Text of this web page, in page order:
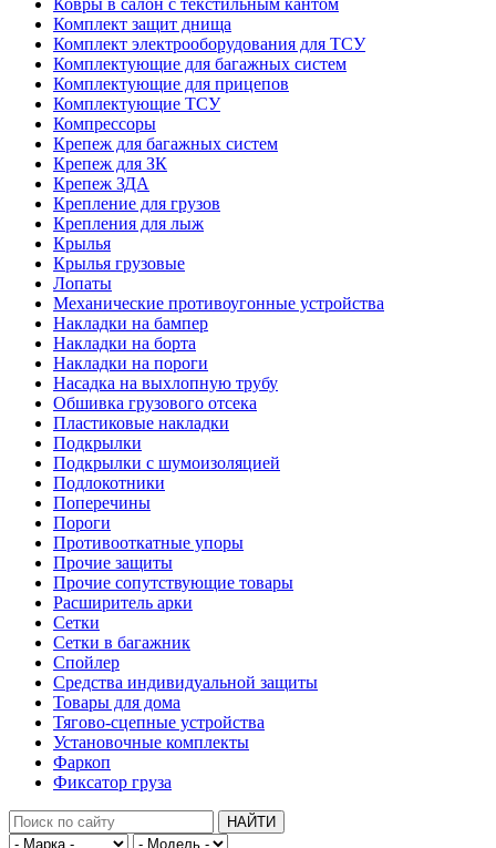
Ковры в салон с текстильным кантом
Комплект защит днища
Комплект электрооборудования для ТСУ
Комплектующие для багажных систем
Комплектующие для прицепов
Комплектующие ТСУ
Компрессоры
Крепеж для багажных систем
Крепеж для ЗК
Крепеж ЗДА
Крепление для грузов
Крепления для лыж
Крылья
Крылья грузовые
Лопаты
Механические противоугонные устройства
Накладки на бампер
Накладки на борта
Накладки на пороги
Насадка на выхлопную трубу
Обшивка грузового отсека
Пластиковые накладки
Подкрылки
Подкрылки с шумоизоляцией
Подлокотники
Поперечины
Пороги
Противооткатные упоры
Прочие защиты
Прочие сопутствующие товары
Расширитель арки
Сетки
Сетки в багажник
Спойлер
Средства индивидуальной защиты
Товары для дома
Тягово-сцепные устройства
Установочные комплекты
Фаркоп
Фиксатор груза
НАЙТИ